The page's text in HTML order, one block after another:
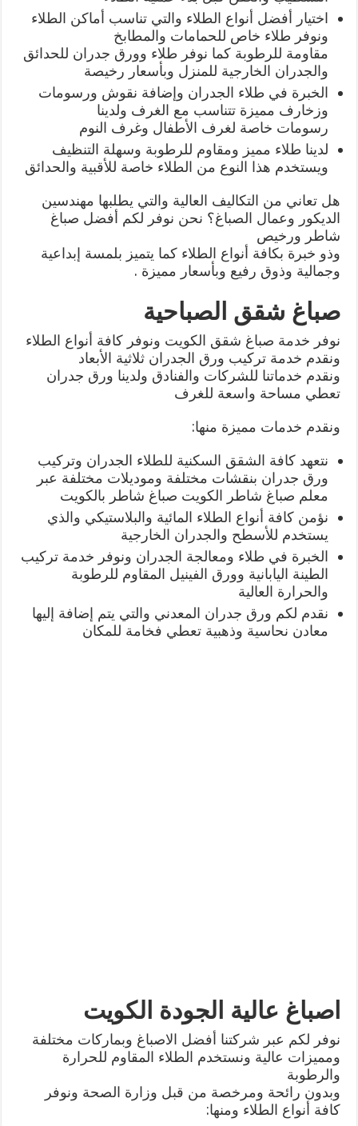
اختيار أفضل أنواع الطلاء والتي تناسب أماكن الطلاء
ونوفر طلاء خاص للحمامات والمطابخ
مقاومة للرطوبة كما نوفر طلاء وورق جدران للحدائق
والجدران الخارجية للمنزل وبأسعار رخيصة
الخبرة في طلاء الجدران وإضافة نقوش ورسومات
وزخارف مميزة تتناسب مع الغرف ولدينا
رسومات خاصة لغرف الأطفال وغرف النوم
لدينا طلاء مميز ومقاوم للرطوبة وسهلة التنظيف
ويستخدم هذا النوع من الطلاء خاصة للأقبية والحدائق
هل تعاني من التكاليف العالية والتي يطلبها مهندسين
الديكور وعمال الصباغ؟ نحن نوفر لكم أفضل صباغ
شاطر ورخيص
وذو خبرة بكافة أنواع الطلاء كما يتميز بلمسة إبداعية
وجمالية وذوق رفيع وبأسعار مميزة .
صباغ شقق الصباحية
نوفر خدمة صباغ شقق الكويت ونوفر كافة أنواع الطلاء
ونقدم خدمة تركيب ورق الجدران ثلاثية الأبعاد
ونقدم خدماتنا للشركات والفنادق ولدينا ورق جدران
تعطي مساحة واسعة للغرف
ونقدم خدمات مميزة منها:
نتعهد كافة الشقق السكنية للطلاء الجدران وتركيب
ورق جدران بنقشات مختلفة وموديلات مختلفة عبر
معلم صباغ شاطر الكويت صباغ شاطر بالكويت
نؤمن كافة أنواع الطلاء المائية والبلاستيكي والذي
يستخدم للأسطح والجدران الخارجية
الخبرة في طلاء ومعالجة الجدران ونوفر خدمة تركيب
الطينة اليابانية وورق الفينيل المقاوم للرطوبة
والحرارة العالية
نقدم لكم ورق جدران المعدني والتي يتم إضافة إليها
معادن نحاسية وذهبية تعطي فخامة للمكان
اصباغ عالية الجودة الكويت
نوفر لكم عبر شركتنا أفضل الاصباغ وبماركات مختلفة
ومميزات عالية ونستخدم الطلاء المقاوم للحرارة
والرطوبة
وبدون رائحة ومرخصة من قبل وزارة الصحة ونوفر
كافة أنواع الطلاء ومنها: